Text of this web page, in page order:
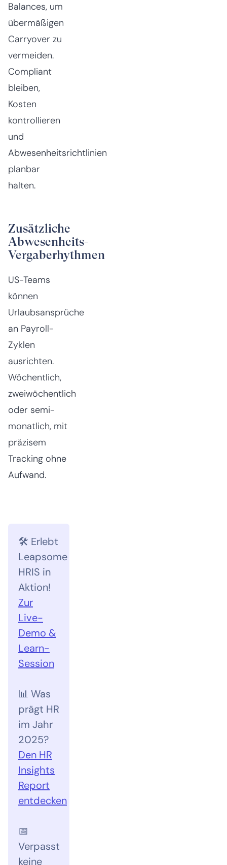
Balances, um
übermäßigen
Carryover zu
vermeiden.
Compliant
bleiben,
Kosten
kontrollieren
und
Abwesenheitsrichtlinien
planbar
halten.
Zusätzliche
Abwesenheits-
Vergaberhythmen
US-Teams
können
Urlaubsansprüche
an Payroll-
Zyklen
ausrichten.
Wöchentlich,
zweiwöchentlich
oder semi-
monatlich, mit
präzisem
Tracking ohne
Aufwand.
🛠️ Erlebt
Leapsome
HRIS in
Aktion!
Zur
Live-
Demo &
Learn-
Session
📊 Was
prägt HR
im Jahr
2025?
Den HR
Insights
Report
entdecken
📅
Verpasst
keine